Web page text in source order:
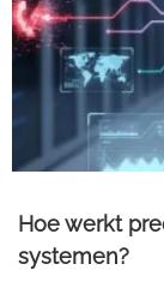
Hoe werkt
systemen?